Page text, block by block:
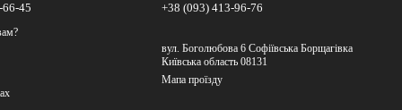
66-45
+38 (093) 413-96-76
вул. Боголюбова 6 Софіївська Борщагівка
Київська область 08131
Мапа проїзду